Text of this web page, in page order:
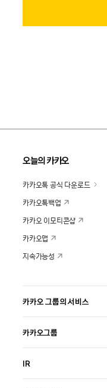
오늘의 카카오
카카오톡 공식 다운로드
카카오톡백업
카카오 이모티콘샵
카카오맵
지속가능성
카카오 그룹의 서비스
카카오그룹
IR